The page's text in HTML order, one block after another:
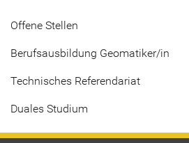
Offene Stellen
Berufsausbildung Geomatiker/in
Technisches Referendariat
Duales Studium